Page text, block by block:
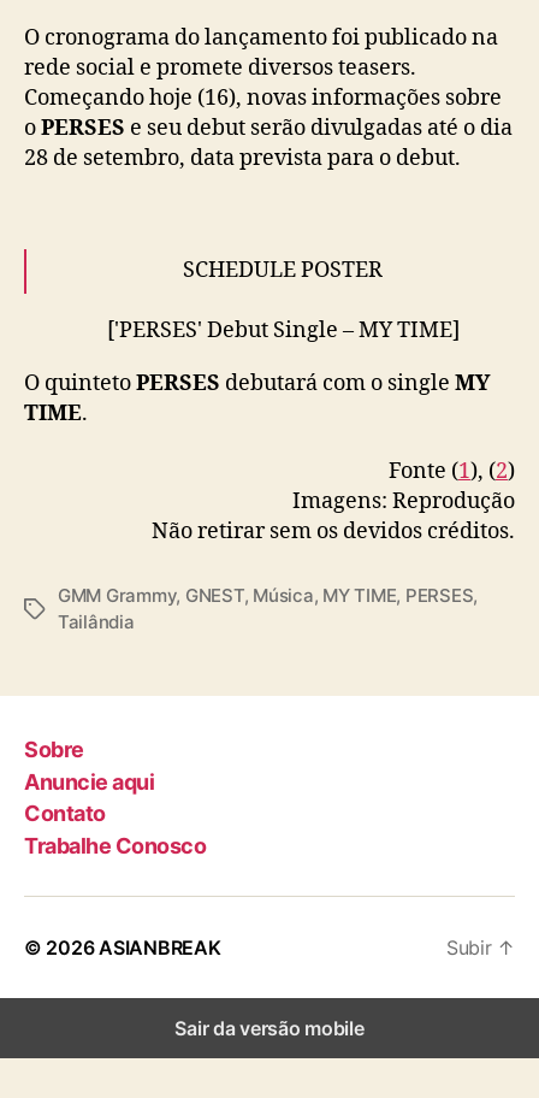
S
เซส#PERSES_MYTIME#GNEST
#GMMGrammy pic.twitter.com/1srFlvxmL1
— PERSES (@perses_official)September 16,
2022
O cronograma do lançamento foi publicado na
rede social e promete diversos teasers.
Começando hoje (16), novas informações sobre
oPERSES e seu debut serão divulgadas até o dia
28 de setembro, data prevista para o debut.
SCHEDULE POSTER
['PERSES' Debut Single – MY TIME]
เซส#PERSES_MYTIME#GNEST
#GMMGrammy
September 15,
2022
O quintetoPERSES debutará com o single MY
TIME.
Fonte (1), (2)
Imagens: Reprodução
Não retirar sem os devidos créditos.
T
GMM Grammy, GNEST, Música, MY TIME, PERSES,
Tailândia
Sobre
Anuncie aqui
Contato
Trabalhe Conosco
© 2026ASIANBREAK Subir ↑
Sair da versão mobile